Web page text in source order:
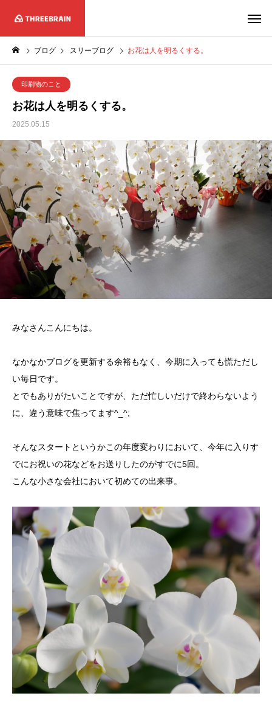
ブログ スリーブログ お花は人を明るくする。
印刷物のこと
お花は人を明るくする。
2025.05.15
みなさんこんにちは。
なかなかブログを更新する余裕もなく、今期に入っても慌ただし
い毎日です。
とでもありがたいことですが、ただ忙しいだけで終わらないよう
に、違う意味で焦ってます^_^;
そんなスタートというかこの年度変わりにおいて、今年に入りす
でにお祝いの花などをお送りしたのがすでに5回。
こんな小さな会社において初めての出来事。